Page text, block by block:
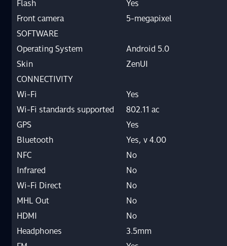
Flash
Yes
Front camera
5-megapixel
SOFTWARE
Operating System
Android 5.0
Skin
ZenUI
CONNECTIVITY
Wi-Fi
Yes
Wi-Fi standards supported
802.11 ac
GPS
Yes
Bluetooth
Yes, v 4.00
NFC
No
Infrared
No
Wi-Fi Direct
No
MHL Out
No
HDMI
No
Headphones
3.5mm